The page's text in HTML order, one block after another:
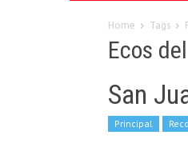
Home Tags
Ecos
San
Principal